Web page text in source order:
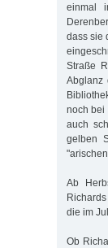
einmal
dass sie
Straße
Abglanz
noch bei
auch
gelben
Ab
die im
Ob